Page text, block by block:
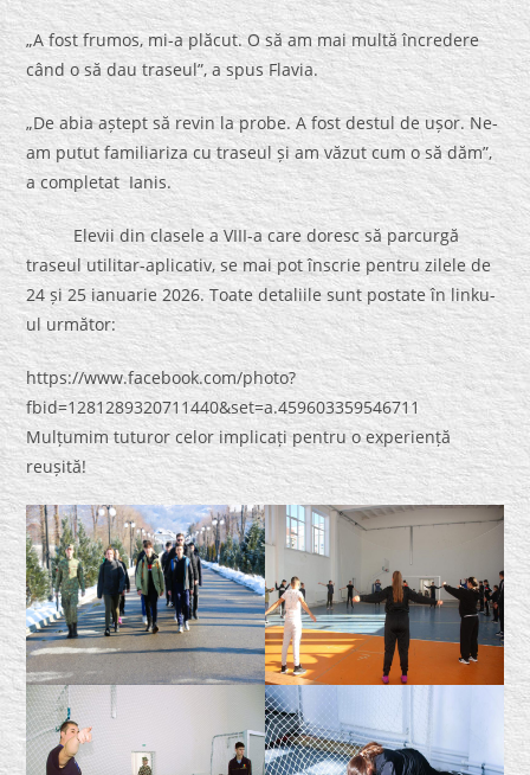
„A fost frumos, mi-a plăcut. O să am mai multă încredere
când o să dau traseul”, a spus Flavia.
„De abia aștept să revin la probe. A fost destul de ușor. Ne-
am putut familiariza cu traseul și am văzut cum o să dăm”,
a completat Ianis.
Elevii din clasele a VIII-a care doresc să parcurgă
traseul utilitar-aplicativ, se mai pot înscrie pentru zilele de
24 și 25 ianuarie 2026. Toate detaliile sunt postate în linku-
ul următor:
https://www.facebook.com/photo?
fbid=1281289320711440&set=a.459603359546711
Mulțumim tuturor celor implicați pentru o experiență
reușită!